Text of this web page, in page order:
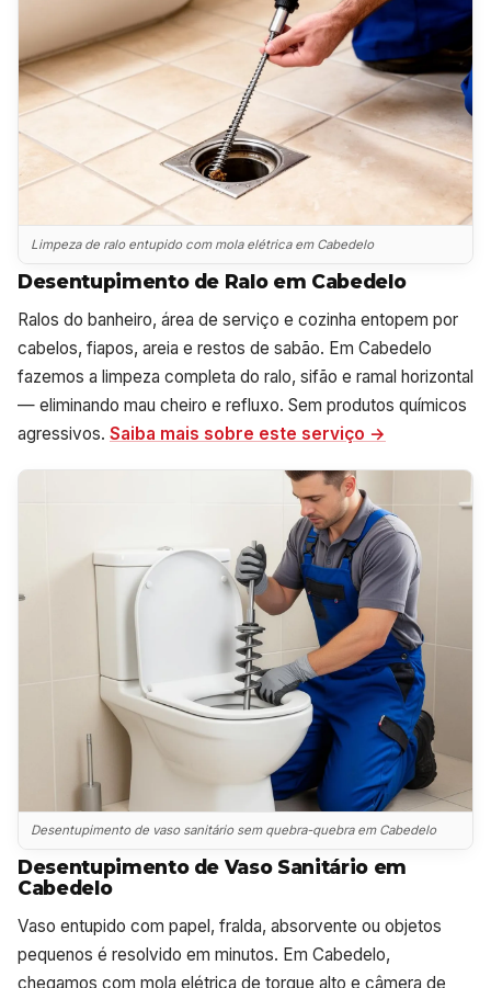
Limpeza de ralo entupido com mola elétrica em Cabedelo
Desentupimento de Ralo em Cabedelo
Ralos do banheiro, área de serviço e cozinha entopem por
cabelos, fiapos, areia e restos de sabão. Em Cabedelo
fazemos a limpeza completa do ralo, sifão e ramal horizontal
— eliminando mau cheiro e refluxo. Sem produtos químicos
agressivos. Saiba mais sobre este serviço →
Desentupimento de vaso sanitário sem quebra-quebra em Cabedelo
Desentupimento de Vaso Sanitário em
Cabedelo
Vaso entupido com papel, fralda, absorvente ou objetos
pequenos é resolvido em minutos. Em Cabedelo,
chegamos com mola elétrica de torque alto e câmera de